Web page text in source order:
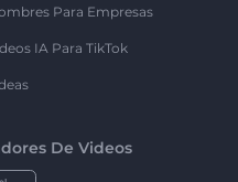
Para Empresas
IA Para TikTok
De Videos